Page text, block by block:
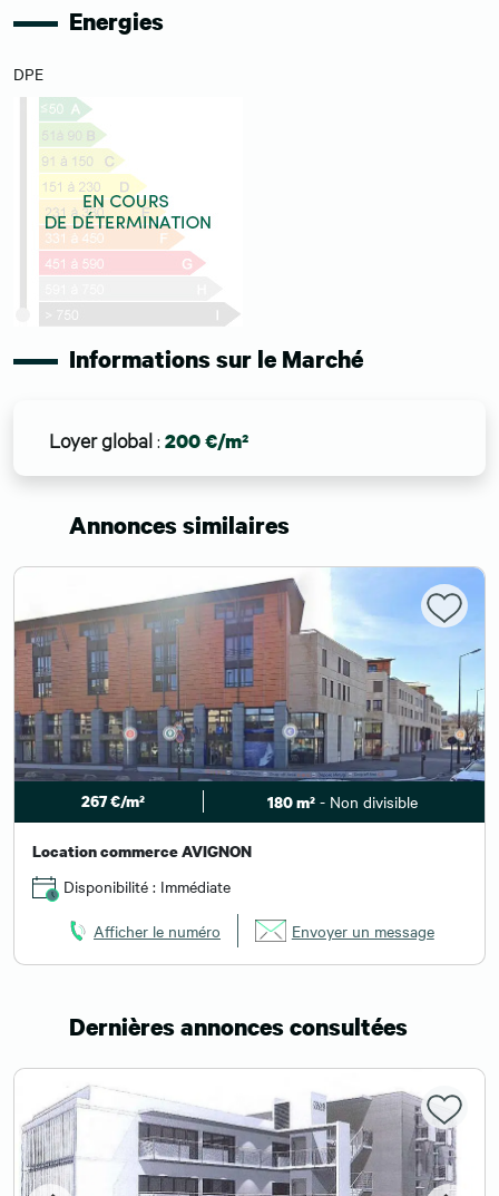
Energies
DPE
Informations sur le Marché
Loyer global: 200 €/m²
Annonces similaires
267 €/m² 180 m² - Non divisible
Location commerce AVIGNON
Disponibilité : Immédiate
Afficher le numéro Envoyer un message
Dernières annonces consultées